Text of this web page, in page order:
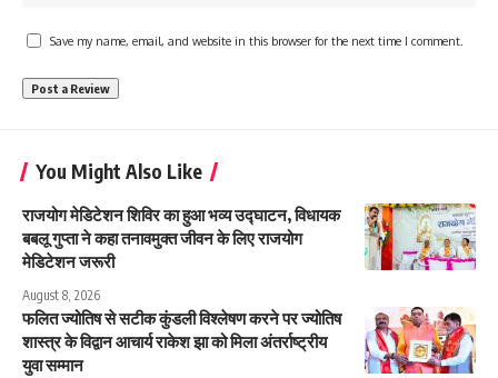
Save my name, email, and website in this browser for the next time I comment.
You Might Also Like
राजयोग मेडिटेशन शिविर का हुआ भव्य उद्घाटन, विधायक
बबलू गुप्ता ने कहा तनावमुक्त जीवन के लिए राजयोग
मेडिटेशन जरूरी
August 8, 2026
फलित ज्योतिष से सटीक कुंडली विश्लेषण करने पर ज्योतिष
शास्त्र के विद्वान आचार्य राकेश झा को मिला अंतर्राष्ट्रीय
युवा सम्मान